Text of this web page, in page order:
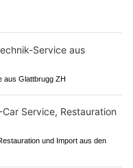
aus Glattbrugg ZH
und Import aus den